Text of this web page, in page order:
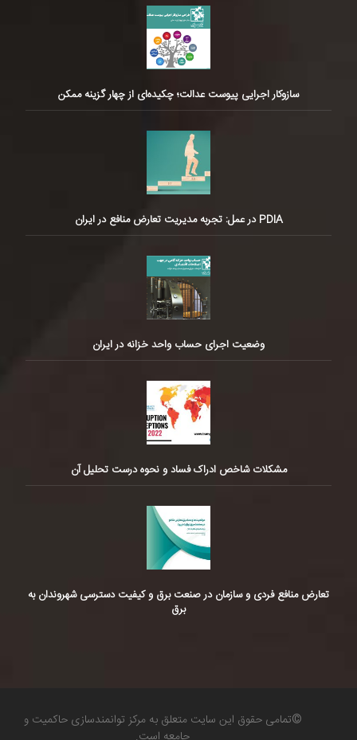
سازوکار اجرایی پیوست عدالت؛ چکیده‌ای از چهار گزینه ممکن
PDIA در عمل: تجربه مدیریت تعارض منافع در ایران
وضعیت اجرای حساب واحد خزانه در ایران
مشکلات شاخص ادراک فساد و نحوه درست تحلیل آن
تعارض منافع فردی و سازمان در صنعت برق و کیفیت دسترسی شهروندان به
برق
©تمامی حقوق این سایت متعلق به مرکز توانمندسازی حاکمیت و